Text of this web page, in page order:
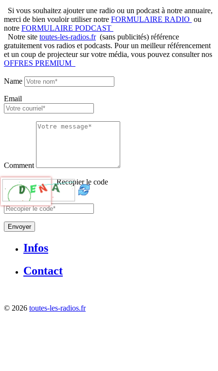
Si vous souhaitez ajouter une radio ou un podcast à notre annuaire,
merci de bien vouloir utiliser notre FORMULAIRE RADIO ou
notre FORMULAIRE PODCAST
Notre site toutes-les-radios.fr(sans publicités) référence
gratuitement vos radios et podcasts. Pour un meilleur référencement
et un coup de projecteur sur votre média, vous pouvez consulter nos
OFFRES PREMIUM
Name
Email
Comment
Recopier le code
Envoyer
Infos
Contact
© 2026 toutes-les-radios.fr